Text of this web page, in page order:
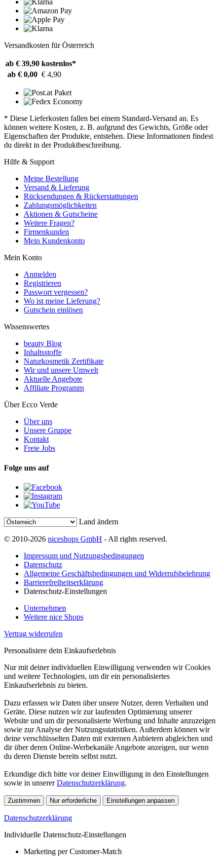
Versandkosten für Österreich
ab € 39,90 kostenlos*
ab € 0,00 € 4,90
* Diese Lieferkosten fallen bei einem Standard-Versand an. Es
können weitere Kosten, z. B. aufgrund des Gewichts, Größe oder
Eigenschaften der Produkte, entstehen. Diese Informationen findest
du direkt in der Produktbeschreibung.
Hilfe & Support
Meine Bestellung
Versand & Lieferung
Rücksendungen & Rückerstattungen
Zahlungsmöglichkeiten
Aktionen & Gutscheine
Weitere Fragen?
Firmenkunden
Mein Kundenkonto
Mein Konto
Anmelden
Registrieren
Passwort vergessen?
Wo ist meine Lieferung?
Gutschein einlösen
Wissenswertes
beauty Blog
Inhaltsstoffe
Naturkosmetik Zertifikate
Wir und unsere Umwelt
Aktuelle Angebote
Affiliate Programm
Über Ecco Verde
Über uns
Unsere Gruppe
Kontakt
Freie Jobs
Folge uns auf
Land ändern
© 2010-2026 niceshops GmbH - All rights reserved.
Impressum und Nutzungsbedingungen
Datenschutz
Allgemeine Geschäftsbedingungen und Widerrufsbelehrung
Barrierefreiheitserklärung
Datenschutz-Einstellungen
Unternehmen
Weitere nice Shops
Vertrag widerrufen
Personalisiere dein Einkaufserlebnis
Nur mit deiner individuellen Einwilligung verwenden wir Cookies
und weitere Technologien, um dir ein personalisiertes
Einkaufserlebnis zu bieten.
Dazu erfassen wir Daten über unsere Nutzer, deren Verhalten und
Geräte. Diese nutzen wir zur laufenden Optimierung unserer
Website und um dir personalisierte Werbung und Inhalte anzuzeigen
sowie zur Analyse der Nutzungsstatistiken. Außerdem können wir
deine verschlüsselten Daten mit externen Anbietern abgleichen und
dir über deren Online-Werbekanäle Angebote anzeigen, nur wenn
du deren Dienste bereits selbst nutzt.
Erkundige dich bitte vor deiner Einwilligung in den Einstellungen
sowie in unsererDatenschutzerklärung.
Zustimmen Nur erforderliche Einstellungen anpassen
Datenschutzerklärung
Individuelle Datenschutz-Einstellungen
Marketing per Customer-Match